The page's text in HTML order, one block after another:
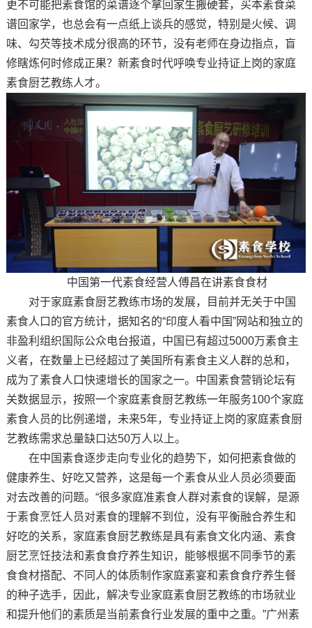
更不可能把素食馆的菜谱逐个拿回家生搬硬套，买本素食菜
谱回家学，也总会有一点纸上谈兵的感觉，特别是火候、调
味、勾芡等技术成分很高的环节，没有老师在身边指点，盲
修瞎炼何时修成正果？新素食时代呼唤专业持证上岗的家庭
素食厨艺教练人才。
中国第一代素食经营人傅昌在讲素食食材
对于家庭素食厨艺教练市场的发展，目前并无关于中国
素食人口的官方统计，据知名的“印度人看中国”网站和独立的
非盈利组织国际公众电台报道，中国已有超过5000万素食主
义者，在数量上已经超过了美国所有素食主义人群的总和，
成为了素食人口快速增长的国家之一。中国素食营销论坛有
关数据显示，按照一个家庭素食厨艺教练一年服务100个家庭
素食人员的比例递增，未来5年，专业持证上岗的家庭素食厨
艺教练需求总量缺口达50万人以上。
在中国素食逐步走向专业化的趋势下，如何把素食做的
健康养生、好吃又营养，这是每一个素食从业人员必须要面
对去改善的问题。“很多家庭准素食人群对素食的误解，是源
于素食烹饪人员对素食的理解不到位，没有平衡融合养生和
好吃的关系，家庭素食厨艺教练是具有素食文化内涵、素食
厨艺烹饪技法和素食食疗养生知识，能够根据不同季节的素
食食材搭配、不同人的体质制作家庭素宴和素食食疗养生餐
的种子选手，因此，解决专业家庭素食厨艺教练的市场就业
和提升他们的素质是当前素食行业发展的重中之重。”广州素